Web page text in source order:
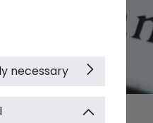
necessary